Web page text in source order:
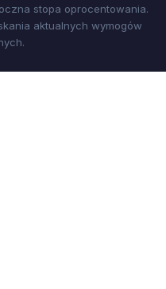
stopa oprocentowania.
aktualnych wymogów